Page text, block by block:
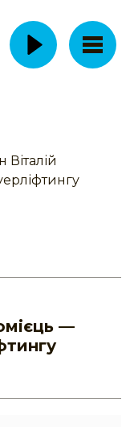
Віталій
—